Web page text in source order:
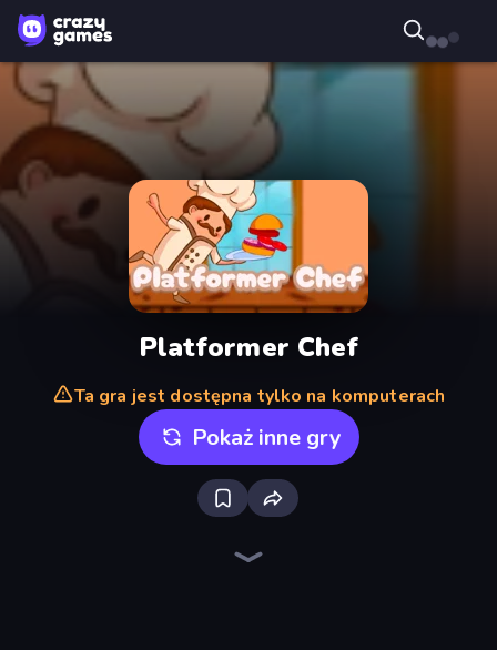
Platformer Chef
Ta gra jest dostępna tylko na komputerach
Pokaż inne gry